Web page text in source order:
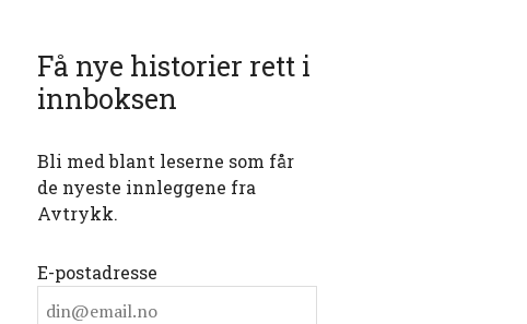
Få nye historier rett i
innboksen
Bli med blant leserne som får
de nyeste innleggene fra
Avtrykk.
E-postadresse